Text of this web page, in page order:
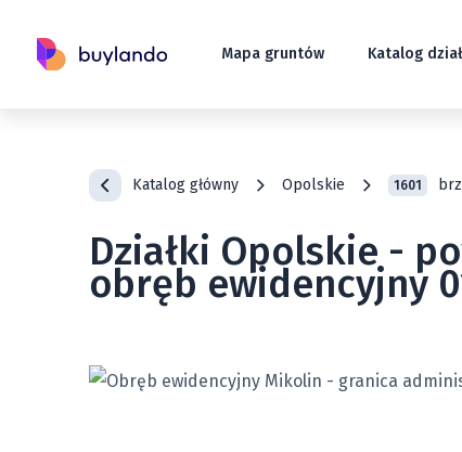
Mapa gruntów Katalog
Katalog główny Opolskie 1601
Działki Opolskie -
obręb ewidencyjny